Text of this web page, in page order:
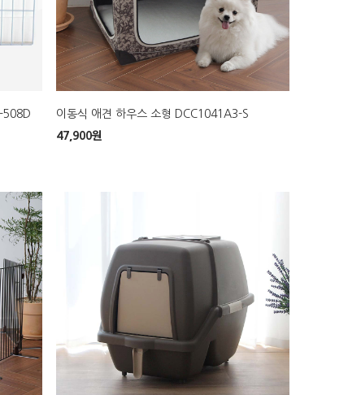
508D
이동식 애견 하우스 소형 DCC1041A3-S
47,900원